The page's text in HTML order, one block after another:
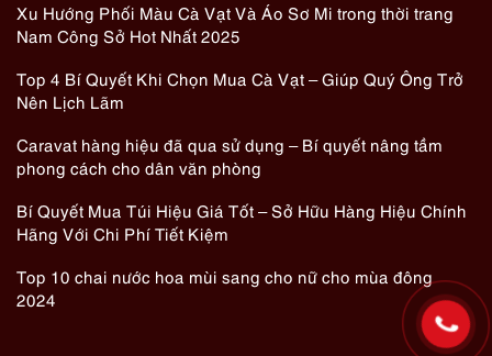
Xu Hướng Phối Màu Cà Vạt Và Áo Sơ Mi trong thời trang
Nam Công Sở Hot Nhất 2025
Top 4 Bí Quyết Khi Chọn Mua Cà Vạt – Giúp Quý Ông Trở
Nên Lịch Lãm
Caravat hàng hiệu đã qua sử dụng – Bí quyết nâng tầm
phong cách cho dân văn phòng
Bí Quyết Mua Túi Hiệu Giá Tốt – Sở Hữu Hàng Hiệu Chính
Hãng Với Chi Phí Tiết Kiệm
Top 10 chai nước hoa mùi sang cho nữ cho mùa đông
2024